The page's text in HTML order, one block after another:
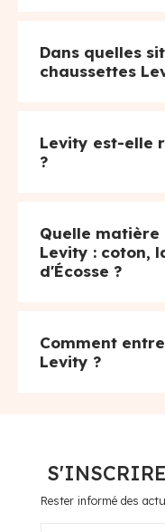
Dans quelles
chaussettes
Levity est-elle
?
Quelle matière
Levity : coton,
d'Écosse ?
Comment
Levity ?
Rester informé des